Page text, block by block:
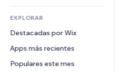
Anuncios del sitio
Email
Contabilidad
Cupones y fidelización
Almacenamiento de mercancía
Inmobiliarias
Reservas
Pódcast
Fotografía
Video
PDF
Compartir archivos
Privacidad y seguridad
Reloj
Plantillas para páginas
Efectos de imágenes
Botones y menús
Formularios
Encuestas
Chat
Comentarios
EXPLORAR
Destacadas por Wix
Apps más recientes
Populares este mes